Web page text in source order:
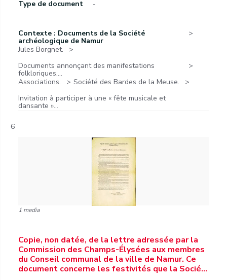
Type de document -
Contexte : Documents de la Société
archéologique de Namur
Jules Borgnet.
Documents annonçant des manifestations
folkloriques,...
Associations.
Société des Bardes de la Meuse.
Invitation à participer à une « fête musicale et
dansante »...
6
1 media
Copie, non datée, de la lettre adressée par la
Commission des Champs-Élysées aux membres
du Conseil communal de la ville de Namur. Ce
document concerne les festivités que la Socié…